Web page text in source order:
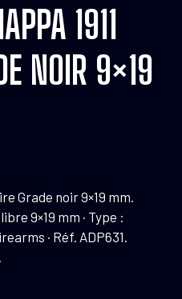
1911
NOIR 9×19
Grade noir 9×19 mm.
9×19 mm · Type :
· Réf. ADP631.